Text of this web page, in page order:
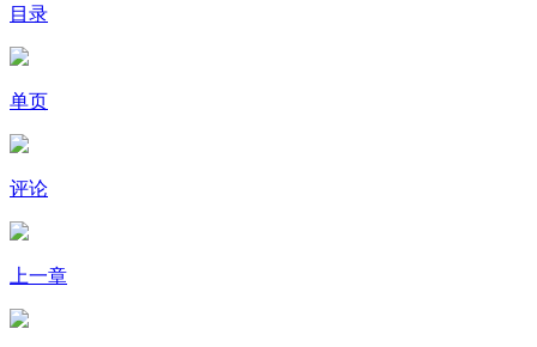
目录
单页
评论
上一章